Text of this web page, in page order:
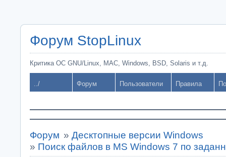
Форум StopLinux
Критика ОС GNU/Linux, MAC, Windows, BSD, Solaris и т.д.
../ Форум Пользователи Правила
Форум » Десктопные версии Windows
» Поиск файлов в MS Windows 7 по